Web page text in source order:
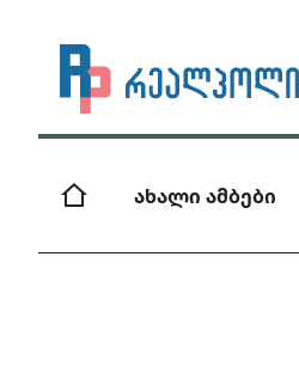
ახალი ამბები